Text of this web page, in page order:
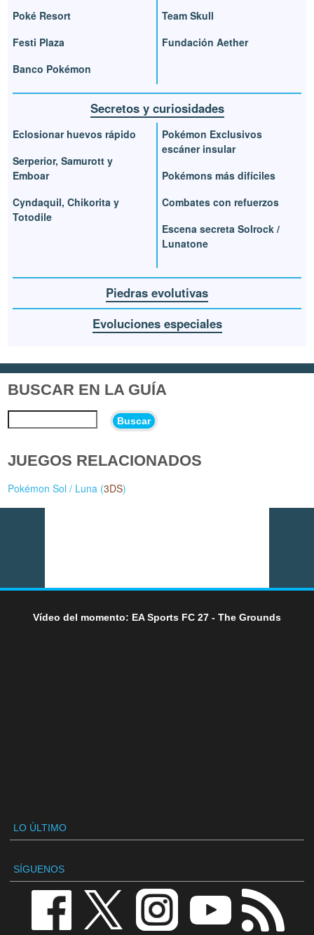
Poké Resort
Festi Plaza
Banco Pokémon
Team Skull
Fundación Aether
Secretos y curiosidades
Eclosionar huevos rápido
Serperior, Samurott y
Emboar
Cyndaquil, Chikorita y
Totodile
Pokémon Exclusivos
escáner insular
Pokémons más difíciles
Combates con refuerzos
Escena secreta Solrock /
Lunatone
Piedras evolutivas
Evoluciones especiales
BUSCAR EN LA GUÍA
Buscar
JUEGOS RELACIONADOS
Pokémon Sol / Luna (3DS)
Vídeo del momento: EA Sports FC 27 - The Grounds
LO ÚLTIMO
SÍGUENOS